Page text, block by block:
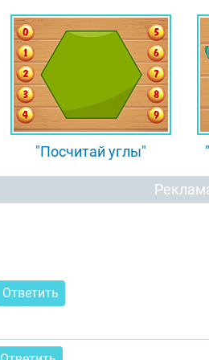
"Посчитай углы"
Ответить